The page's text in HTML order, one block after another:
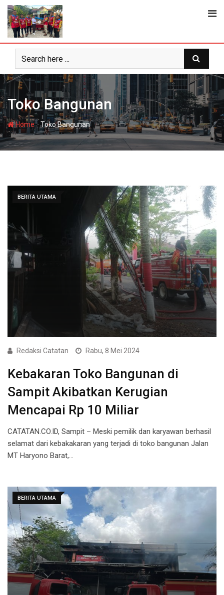
Skip
content
Toko Bangunan
Home-Toko Bangunan
BERITA UTAMA
Redaksi Catatan Rabu, 8 Mei 2024
Kebakaran Toko Bangunan di
Sampit Akibatkan Kerugian
Mencapai Rp 10 Miliar
CATATAN.CO.ID, Sampit – Meski pemilik dan karyawan berhasil
selamat dari kebakakaran yang terjadi di toko bangunan Jalan
MT Haryono Barat,…
BERITA UTAMA